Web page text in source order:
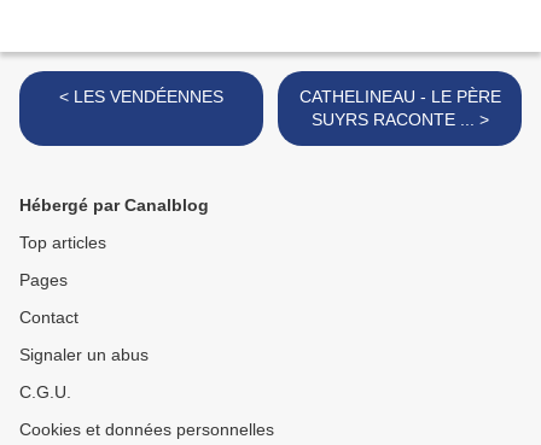
< LES VENDÉENNES
CATHELINEAU - LE PÈRE
SUYRS RACONTE ... >
Hébergé par Canalblog
Top articles
Pages
Contact
Signaler un abus
C.G.U.
Cookies et données personnelles